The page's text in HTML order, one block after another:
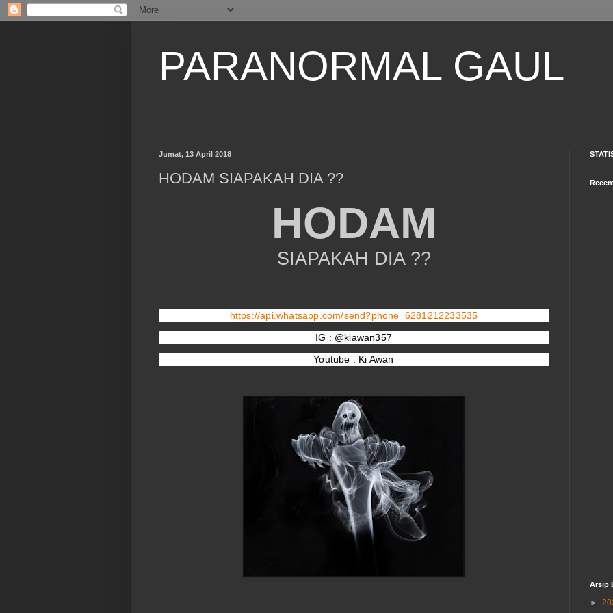
PARANORMAL GAUL
Jumat, 13 April 2018
HODAM SIAPAKAH DIA ??
HODAM
SIAPAKAH DIA ??
https://api.whatsapp.com/send?phone=6281212233535
IG : @kiawan357
Youtube : Ki Awan
Arsip
►